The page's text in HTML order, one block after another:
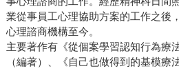
業從事員工心理協助方案的工作之後
心理諮商機構至今。
主要著作有《從個案學習認知行為療
（編著）、《自己也做得到的基模療